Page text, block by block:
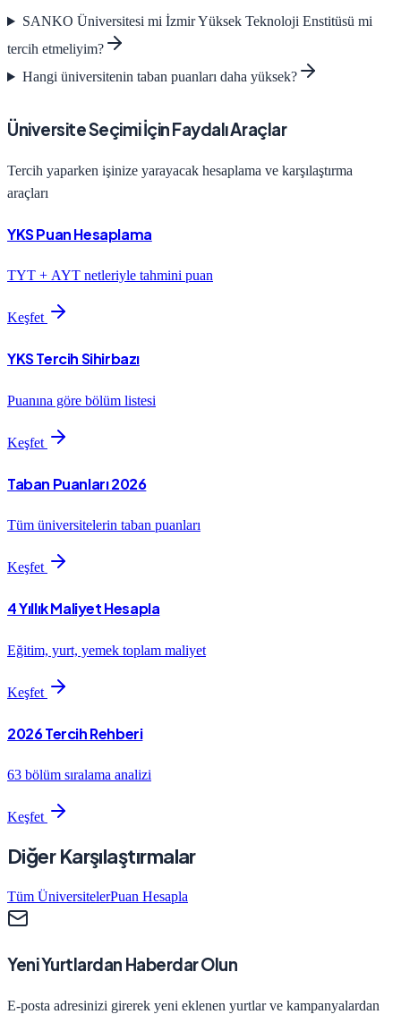
SANKO Üniversitesi mi İzmir Yüksek Teknoloji Enstitüsü mi
tercih etmeliyim?
Hangi üniversitenin taban puanları daha yüksek?
Üniversite Seçimi İçin Faydalı Araçlar
Tercih yaparken işinize yarayacak hesaplama ve karşılaştırma
araçları
YKS Puan Hesaplama
TYT + AYT netleriyle tahmini puan
Keşfet
YKS Tercih Sihirbazı
Puanına göre bölüm listesi
Keşfet
Taban Puanları 2026
Tüm üniversitelerin taban puanları
Keşfet
4 Yıllık Maliyet Hesapla
Eğitim, yurt, yemek toplam maliyet
Keşfet
2026 Tercih Rehberi
63 bölüm sıralama analizi
Keşfet
Diğer Karşılaştırmalar
Tüm ÜniversitelerPuan Hesapla
Yeni Yurtlardan Haberdar Olun
E-posta adresinizi girerek yeni eklenen yurtlar ve kampanyalardan